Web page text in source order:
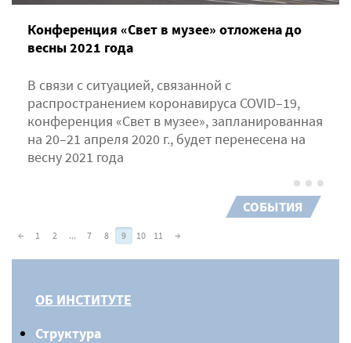
Конференция «Свет в музее» отложена до
весны 2021 года
В связи с ситуацией, связанной с
распространением коронавируса COVID–19,
конференция «Свет в музее», запланированная
на 20–21 апреля 2020 г., будет перенесена на
весну 2021 года
СОБЫТИЯ
← 1 2 ... 7 8 9 10 11 →
ОБ ИНСТИТУТЕ
Структура